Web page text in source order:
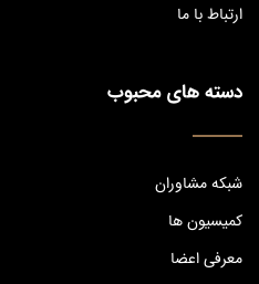
ارتباط با ما
دسته های محبوب
شبکه مشاوران
کمیسیون ها
معرفی اعضا